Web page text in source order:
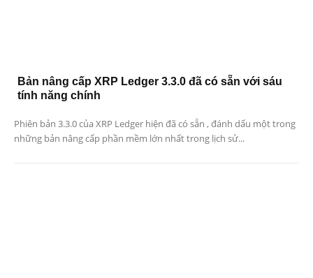
Bản nâng cấp XRP Ledger 3.3.0 đã có sẵn với sáu
tính năng chính
Phiên bản 3.3.0 của XRP Ledger hiện đã có sẵn , đánh dấu một trong
những bản nâng cấp phần mềm lớn nhất trong lịch sử...